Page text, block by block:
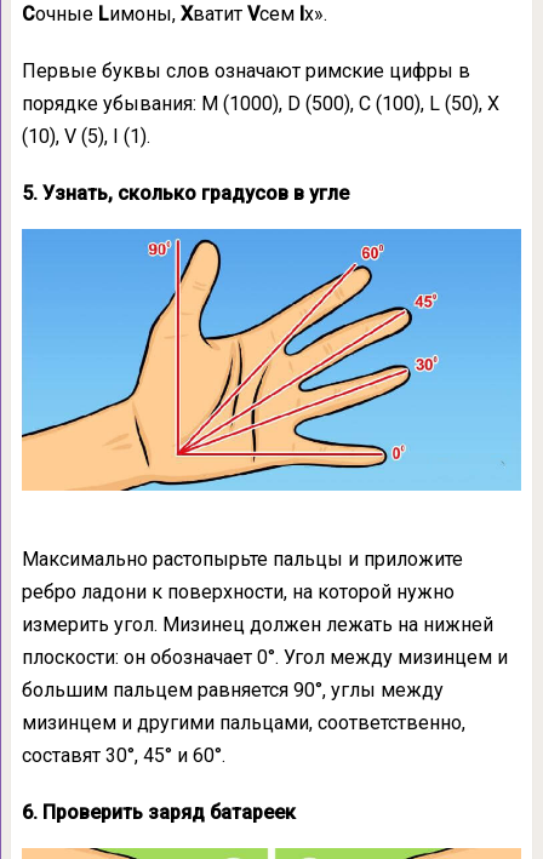
Сочные Lимоны, Хватит Vсем Iх».
Первые буквы слов означают римские цифры в
порядке убывания: M (1000), D (500), C (100), L (50), X
(10), V (5), I (1).
5. Узнать, сколько градусов в угле
Максимально растопырьте пальцы и приложите
ребро ладони к поверхности, на которой нужно
измерить угол. Мизинец должен лежать на нижней
плоскости: он обозначает 0°. Угол между мизинцем и
большим пальцем равняется 90°, углы между
мизинцем и другими пальцами, соответственно,
составят 30°, 45° и 60°.
6. Проверить заряд батареек